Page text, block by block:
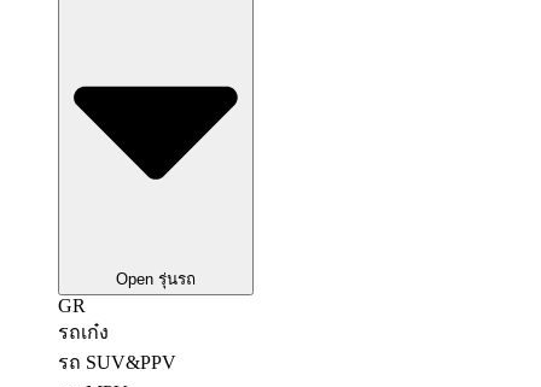
Open รุ่นรถ
GR
รถเก๋ง
รถ SUV&PPV